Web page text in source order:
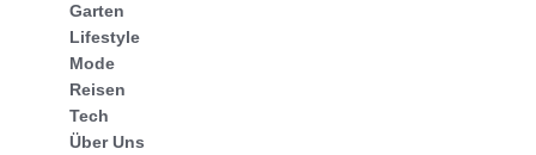
Garten
Lifestyle
Mode
Reisen
Tech
Über Uns